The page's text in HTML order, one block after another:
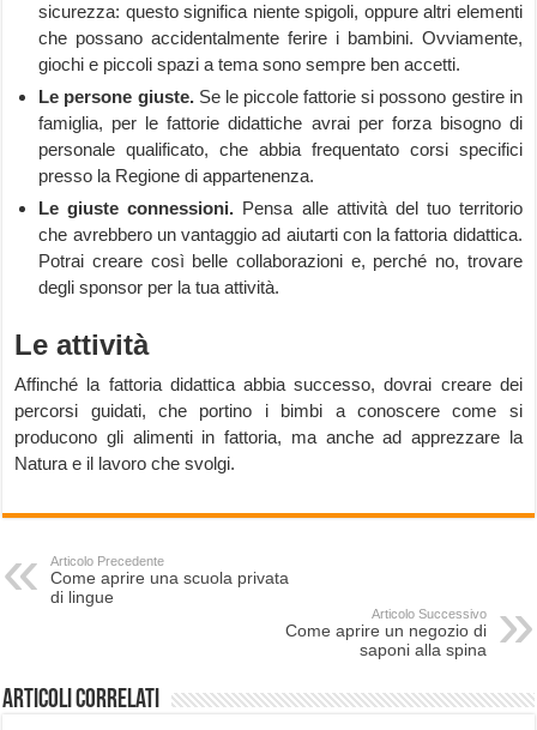
sicurezza: questo significa niente spigoli, oppure altri elementi
che possano accidentalmente ferire i bambini. Ovviamente,
giochi e piccoli spazi a tema sono sempre ben accetti.
Le persone giuste.Se le piccole fattorie si possono gestire in
famiglia, per le fattorie didattiche avrai per forza bisogno di
personale qualificato, che abbia frequentato corsi specifici
presso la Regione di appartenenza.
Le giuste connessioni. Pensa alle attività del tuo territorio
che avrebbero un vantaggio ad aiutarti con la fattoria didattica.
Potrai creare così belle collaborazioni e, perché no, trovare
degli sponsor per la tua attività.
Le attività
Affinché la fattoria didattica abbia successo, dovrai creare dei
percorsi guidati, che portino i bimbi a conoscere come si
producono gli alimenti in fattoria, ma anche ad apprezzare la
Natura e il lavoro che svolgi.
Articolo Precedente
Come aprire una scuola privata
di lingue
Articolo Successivo
Come aprire un negozio di
saponi alla spina
Articoli correlati